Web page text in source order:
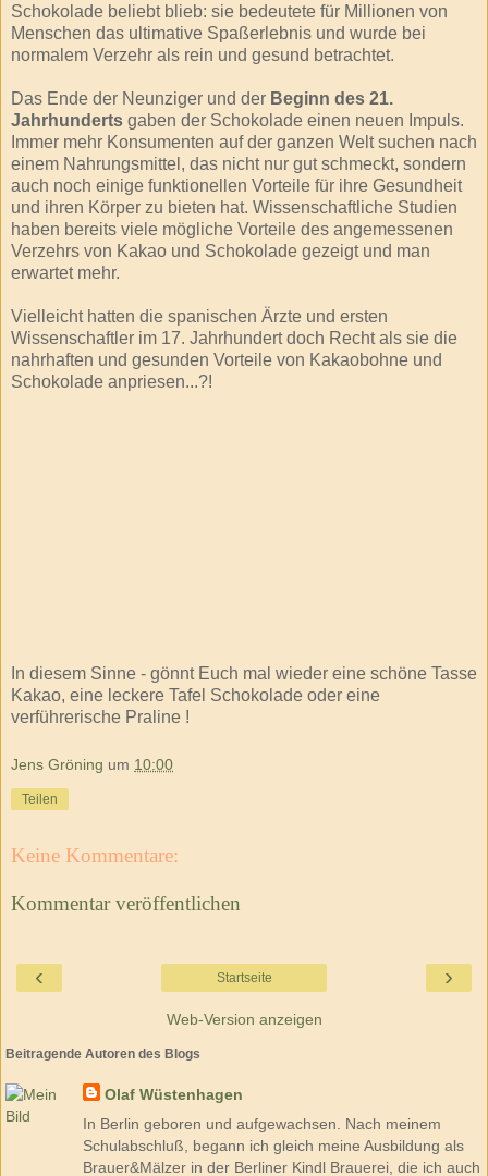
Schokolade beliebt blieb: sie bedeutete für Millionen von
Menschen das ultimative Spaßerlebnis und wurde bei
normalem Verzehr als rein und gesund betrachtet.
Das Ende der Neunziger und der Beginn des 21.
Jahrhunderts gaben der Schokolade einen neuen Impuls.
Immer mehr Konsumenten auf der ganzen Welt suchen nach
einem Nahrungsmittel, das nicht nur gut schmeckt, sondern
auch noch einige funktionellen Vorteile für ihre Gesundheit
und ihren Körper zu bieten hat. Wissenschaftliche Studien
haben bereits viele mögliche Vorteile des angemessenen
Verzehrs von Kakao und Schokolade gezeigt und man
erwartet mehr.
Vielleicht hatten die spanischen Ärzte und ersten
Wissenschaftler im 17. Jahrhundert doch Recht als sie die
nahrhaften und gesunden Vorteile von Kakaobohne und
Schokolade anpriesen...?!
In diesem Sinne - gönnt Euch mal wieder eine schöne Tasse
Kakao, eine leckere Tafel Schokolade oder eine
verführerische Praline !
Jens Gröning um 10:00
Teilen
Keine Kommentare:
Kommentar veröffentlichen
‹ ›
Startseite
Web-Version anzeigen
Beitragende Autoren des Blogs
Olaf Wüstenhagen
In Berlin geboren und aufgewachsen. Nach meinem
Schulabschluß, begann ich gleich meine Ausbildung als
Brauer&Mälzer in der Berliner Kindl Brauerei, die ich auch